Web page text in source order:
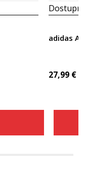
adidas
27,99 €